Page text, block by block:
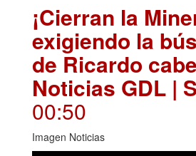
¡Cierran la
exigiendo la
de Ricardo
Noticias GDL |
00:50
Imagen Noticias